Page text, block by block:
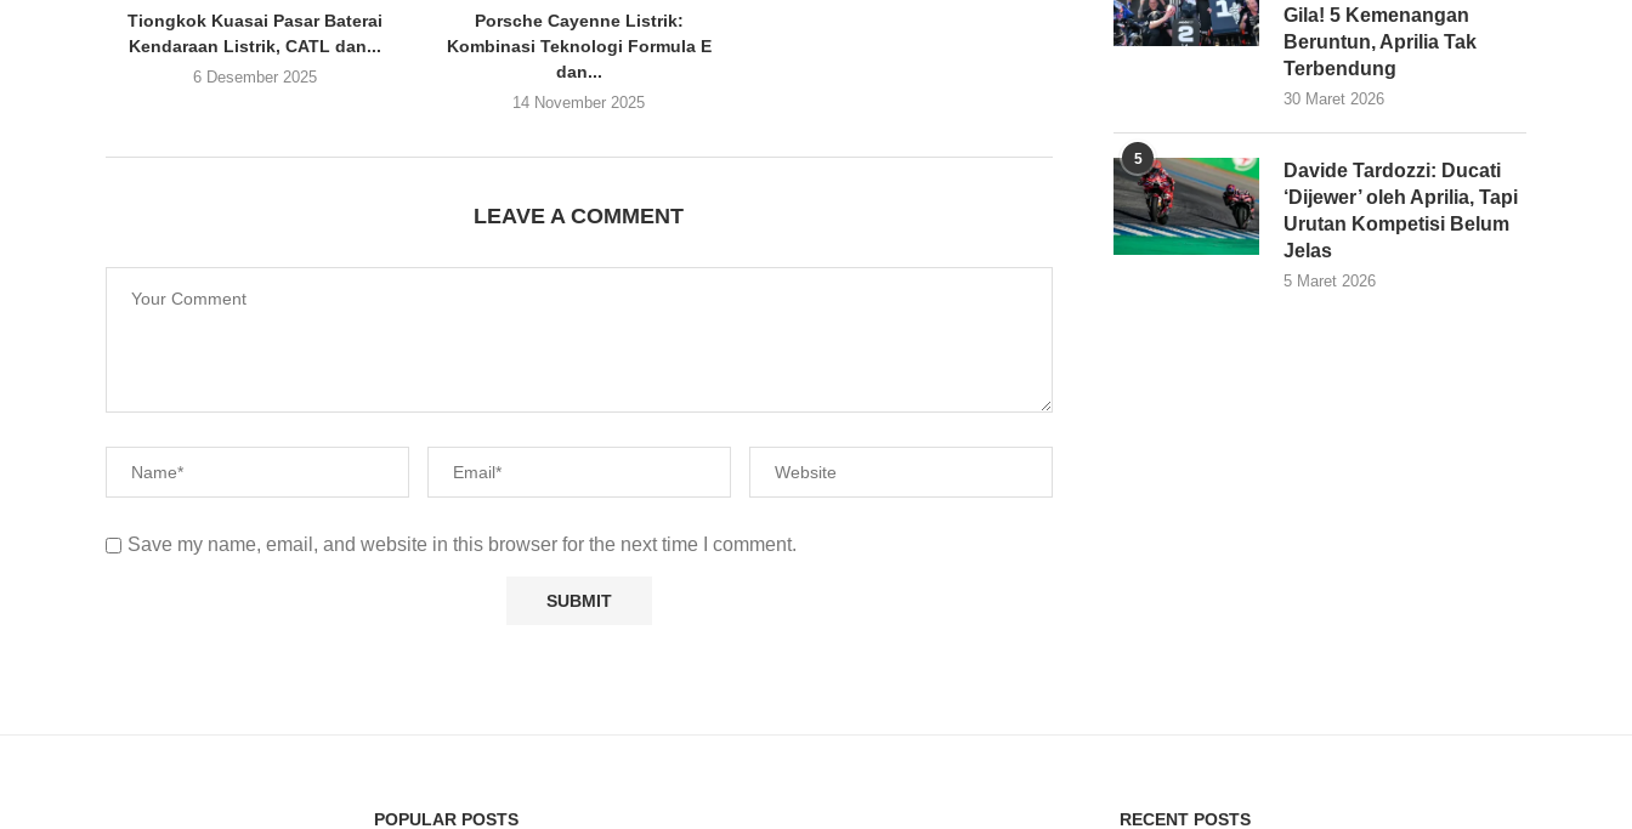
Tiongkok Kuasai Pasar Baterai
Kendaraan Listrik, CATL dan...
6 Desember 2025
Porsche Cayenne Listrik:
Kombinasi Teknologi Formula E
dan...
14 November 2025
LEAVE A COMMENT
Save my name, email, and website in this browser for the next time I comment.
Gila! 5 Kemenangan
Beruntun, Aprilia Tak
Terbendung
30 Maret 2026
5
Davide Tardozzi: Ducati
‘Dijewer’ oleh Aprilia, Tapi
Urutan Kompetisi Belum
Jelas
5 Maret 2026
POPULAR POSTS RECENT POSTS